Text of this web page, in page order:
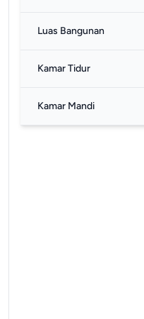
Luas Bangunan
Kamar Tidur
Kamar Mandi